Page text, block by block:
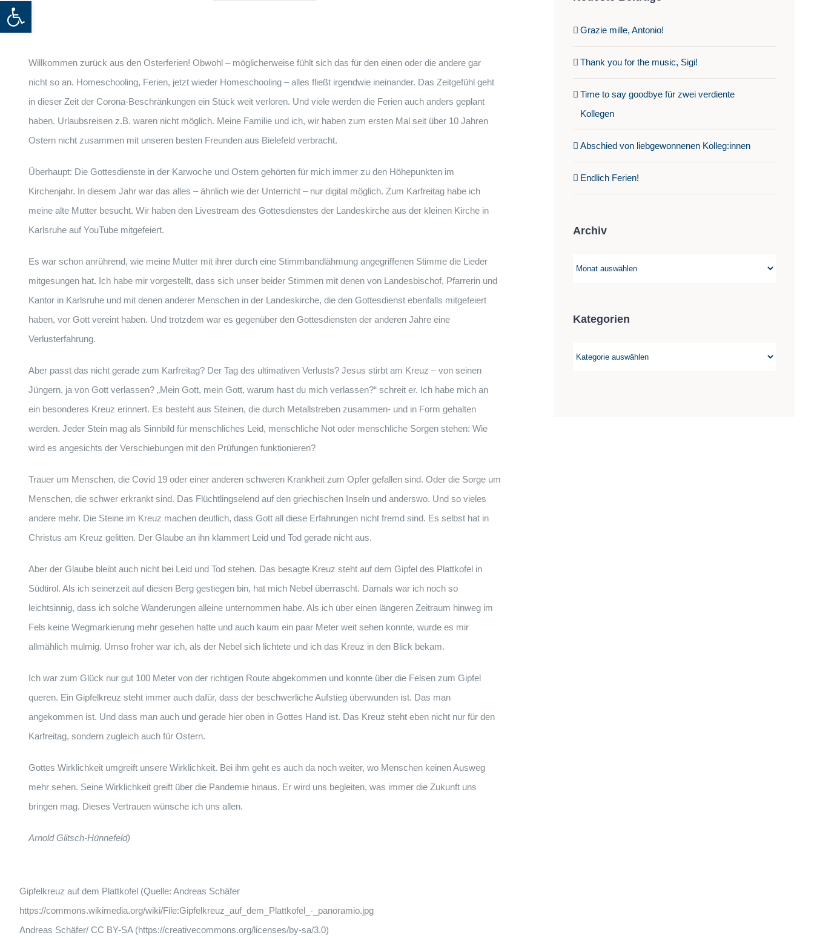
Willkommen zurück aus den Osterferien! Obwohl – möglicherweise fühlt sich das für den einen oder die andere gar
nicht so an. Homeschooling, Ferien, jetzt wieder Homeschooling – alles fließt irgendwie ineinander. Das Zeitgefühl geht
in dieser Zeit der Corona-Beschränkungen ein Stück weit verloren. Und viele werden die Ferien auch anders geplant
haben. Urlaubsreisen z.B. waren nicht möglich. Meine Familie und ich, wir haben zum ersten Mal seit über 10 Jahren
Ostern nicht zusammen mit unseren besten Freunden aus Bielefeld verbracht.
Überhaupt: Die Gottesdienste in der Karwoche und Ostern gehörten für mich immer zu den Höhepunkten im
Kirchenjahr. In diesem Jahr war das alles – ähnlich wie der Unterricht – nur digital möglich. Zum Karfreitag habe ich
meine alte Mutter besucht. Wir haben den Livestream des Gottesdienstes der Landeskirche aus der kleinen Kirche in
Karlsruhe auf YouTube mitgefeiert.
Es war schon anrührend, wie meine Mutter mit ihrer durch eine Stimmbandlähmung angegriffenen Stimme die Lieder
mitgesungen hat. Ich habe mir vorgestellt, dass sich unser beider Stimmen mit denen von Landesbischof, Pfarrerin und
Kantor in Karlsruhe und mit denen anderer Menschen in der Landeskirche, die den Gottesdienst ebenfalls mitgefeiert
haben, vor Gott vereint haben. Und trotzdem war es gegenüber den Gottesdiensten der anderen Jahre eine
Verlusterfahrung.
Aber passt das nicht gerade zum Karfreitag? Der Tag des ultimativen Verlusts? Jesus stirbt am Kreuz – von seinen
Jüngern, ja von Gott verlassen? „Mein Gott, mein Gott, warum hast du mich verlassen?“ schreit er. Ich habe mich an
ein besonderes Kreuz erinnert. Es besteht aus Steinen, die durch Metallstreben zusammen- und in Form gehalten
werden. Jeder Stein mag als Sinnbild für menschliches Leid, menschliche Not oder menschliche Sorgen stehen: Wie
wird es angesichts der Verschiebungen mit den Prüfungen funktionieren?
Trauer um Menschen, die Covid 19 oder einer anderen schweren Krankheit zum Opfer gefallen sind. Oder die Sorge um
Menschen, die schwer erkrankt sind. Das Flüchtlingselend auf den griechischen Inseln und anderswo. Und so vieles
andere mehr. Die Steine im Kreuz machen deutlich, dass Gott all diese Erfahrungen nicht fremd sind. Es selbst hat in
Christus am Kreuz gelitten. Der Glaube an ihn klammert Leid und Tod gerade nicht aus.
Aber der Glaube bleibt auch nicht bei Leid und Tod stehen. Das besagte Kreuz steht auf dem Gipfel des Plattkofel in
Südtirol. Als ich seinerzeit auf diesen Berg gestiegen bin, hat mich Nebel überrascht. Damals war ich noch so
leichtsinnig, dass ich solche Wanderungen alleine unternommen habe. Als ich über einen längeren Zeitraum hinweg im
Fels keine Wegmarkierung mehr gesehen hatte und auch kaum ein paar Meter weit sehen konnte, wurde es mir
allmählich mulmig. Umso froher war ich, als der Nebel sich lichtete und ich das Kreuz in den Blick bekam.
Ich war zum Glück nur gut 100 Meter von der richtigen Route abgekommen und konnte über die Felsen zum Gipfel
queren. Ein Gipfelkreuz steht immer auch dafür, dass der beschwerliche Aufstieg überwunden ist. Das man
angekommen ist. Und dass man auch und gerade hier oben in Gottes Hand ist. Das Kreuz steht eben nicht nur für den
Karfreitag, sondern zugleich auch für Ostern.
Gottes Wirklichkeit umgreift unsere Wirklichkeit. Bei ihm geht es auch da noch weiter, wo Menschen keinen Ausweg
mehr sehen. Seine Wirklichkeit greift über die Pandemie hinaus. Er wird uns begleiten, was immer die Zukunft uns
bringen mag. Dieses Vertrauen wünsche ich uns allen.
Arnold Glitsch-Hünnefeld)
Gipfelkreuz auf dem Plattkofel (Quelle: Andreas Schäfer
https://commons.wikimedia.org/wiki/File:Gipfelkreuz_auf_dem_Plattkofel_-_panoramio.jpg
Andreas Schäfer/ CC BY-SA (https://creativecommons.org/licenses/by-sa/3.0)
Grazie mille, Antonio!
Thank you for the music, Sigi!
Time to say goodbye für zwei verdiente
Kollegen
Abschied von liebgewonnenen Kolleg:innen
Endlich Ferien!
Archiv
Archiv
Kategorien
Kategorien
Werkzeugleiste öffnen